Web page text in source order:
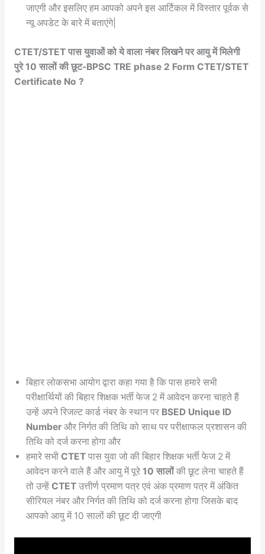
जाएगी और इसलिए हम आपको अपने इस आर्टिकल में विस्तार पूर्वक से
न्यू अपडेट के बारे में बताएंगे|
CTET/STET पास युवाओं को ये वाला नंबर लिखने पर आयु में मिलेगी
पुरे 10 सालों की छूट-BPSC TRE phase 2 Form CTET/STET
Certificate No ?
बिहार लोकसभा आयोग द्वारा कहा गया है कि पास हमारे सभी
परीक्षार्थियों की बिहार शिक्षक भर्ती फेज 2 में आवेदन करना चाहते हैं
उन्हें अपने रिजल्ट कार्ड नंबर के स्थान पर BSED Unique ID
Number और निर्गत की तिथि को साथ पर परीक्षाफल प्रशासन की
तिथि को दर्ज करना होगा और
हमारे सभी CTET पास युवा जो की बिहार शिक्षक भर्ती फेज 2 में
आवेदन करने वाले हैं और आयु में पूरे 10 सालोंकी छूट लेना चाहते हैं
तो उन्हें CTET उत्तीर्ण प्रमाण पत्र एवं अंक प्रमाण पत्र में अंकित
सीरियल नंबर और निर्गत की तिथि को दर्ज करना होगा जिसके बाद
आपको आयु में 10 सालों की छूट दी जाएगी